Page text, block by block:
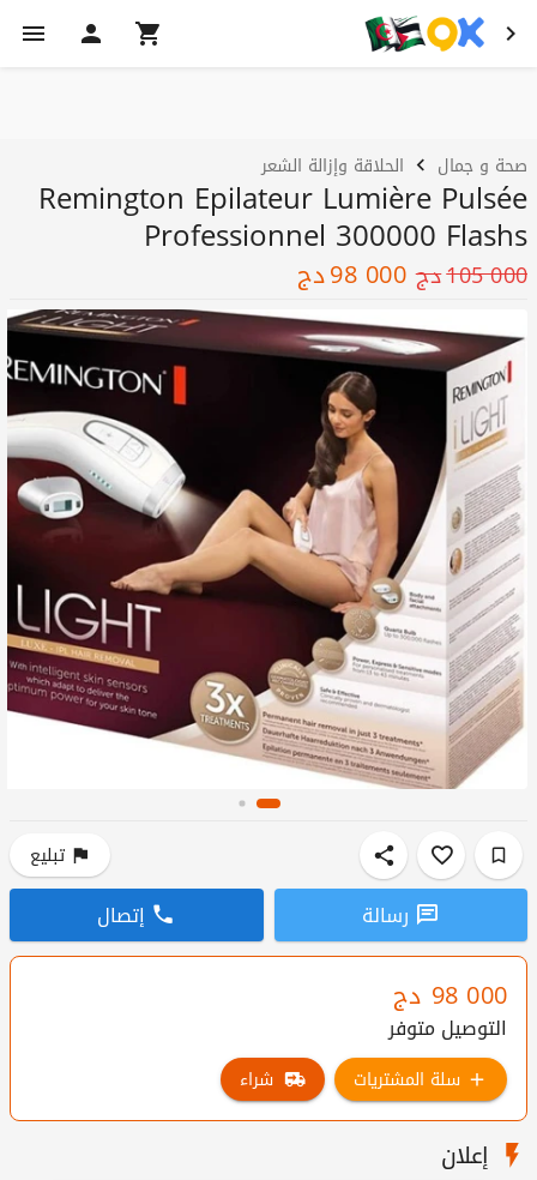
صحة و جمال الحلاقة وإزالة الشعر
Remington Epilateur Lumière Pulsée
Professionnel 300000 Flashs
105 000دج 98 000دج
تبليع
رسالة إتصال
98 000 دج
التوصيل متوفر
سلة المشتريات شراء
إعلان